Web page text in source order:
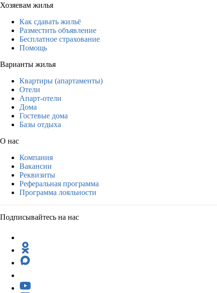
Хозяевам жилья
Как сдавать жильё
Разместить объявление
Бесплатное страхование
Помощь
Варианты жилья
Квартиры (апартаменты)
Отели
Апарт-отели
Дома
Гостевые дома
Базы отдыха
О нас
Компания
Вакансии
Реквизиты
Реферальная программа
Программа лояльности
Подписывайтесь на нас